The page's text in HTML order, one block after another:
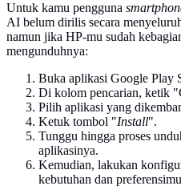
Untuk kamu pengguna
AI belum dirilis secara
namun jika HP-mu sudah
mengunduhnya:
Buka aplikasi Google Play
Di kolom pencarian, ketik
Pilih aplikasi yang
Ketuk tombol "Install".
Tunggu hingga proses
aplikasinya.
Kemudian, lakukan
kebutuhan dan